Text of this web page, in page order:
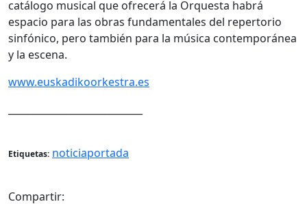
catálogo musical que ofrecerá la Orquesta habrá
espacio para las obras fundamentales del repertorio
sinfónico, pero también para la música contemporánea
y la escena.
www.euskadikoorkestra.es
Etiquetas: noticiaportada
Compartir: